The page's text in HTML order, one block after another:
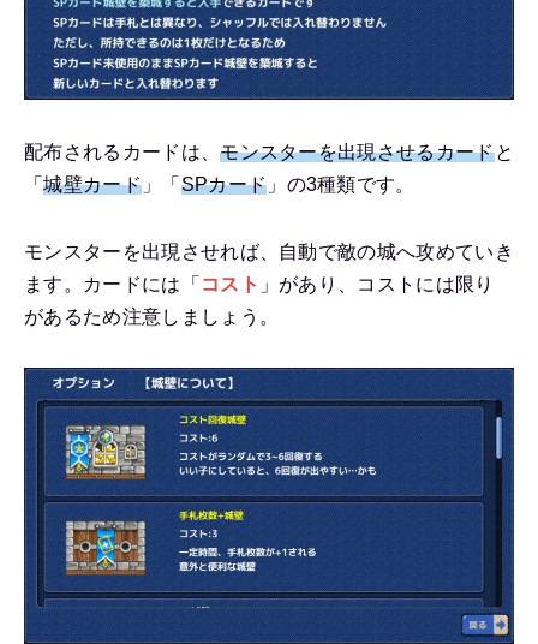
配布されるカードは、モンスターを出現させるカードと
「城壁カード」「 SPカード 」の3種類です。
モンスターを出現させれば、自動で敵の城へ攻めていき
ます。カードには「 コスト 」があり、コストには限り
があるため注意しましょう。